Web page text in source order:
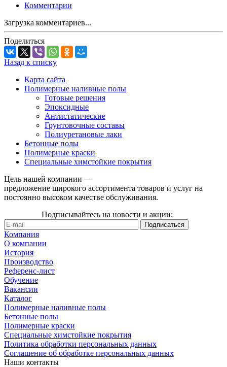
Комментарии
Загрузка комментариев...
Поделиться
Назад к списку
Карта сайта
Полимерные наливные полы
Готовые решения
Эпоксидные
Антистатические
Грунтовочные составы
Полиуретановые лаки
Бетонные полы
Полимерные краски
Специальные химстойкие покрытия
Цель нашей компании —
предложение широкого ассортимента товаров и услуг на
постоянно высоком качестве обслуживания.
Подписывайтесь на новости и акции:
Компания
О компании
История
Производство
Референс-лист
Обучение
Вакансии
Каталог
Полимерные наливные полы
Бетонные полы
Полимерные краски
Специальные химстойкие покрытия
Политика обработки персональных данных
Cоглашение об обработке персональных данных
Наши контакты